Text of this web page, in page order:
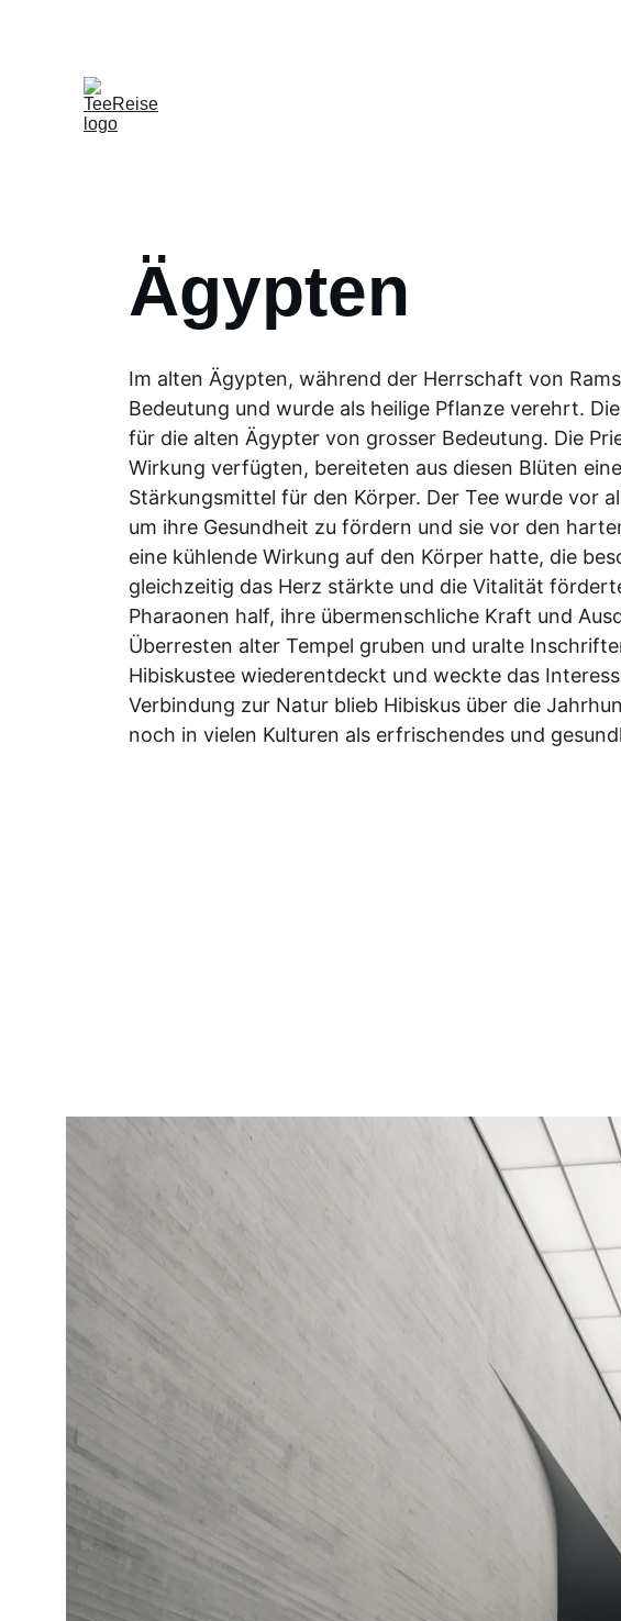
Ägypten
Im alten Ägypten, während der Herrschaft von
Bedeutung und wurde als heilige Pflanze verehrt.
für die alten Ägypter von grosser Bedeutung. Die
Wirkung verfügten, bereiteten aus diesen Blüten
Stärkungsmittel für den Körper. Der Tee wurde vor
um ihre Gesundheit zu fördern und sie vor den
eine kühlende Wirkung auf den Körper hatte, die
gleichzeitig das Herz stärkte und die Vitalität
Pharaonen half, ihre übermenschliche Kraft und
Überresten alter Tempel gruben und uralte
Hibiskustee wiederentdeckt und weckte das
Verbindung zur Natur blieb Hibiskus über die
noch in vielen Kulturen als erfrischendes und